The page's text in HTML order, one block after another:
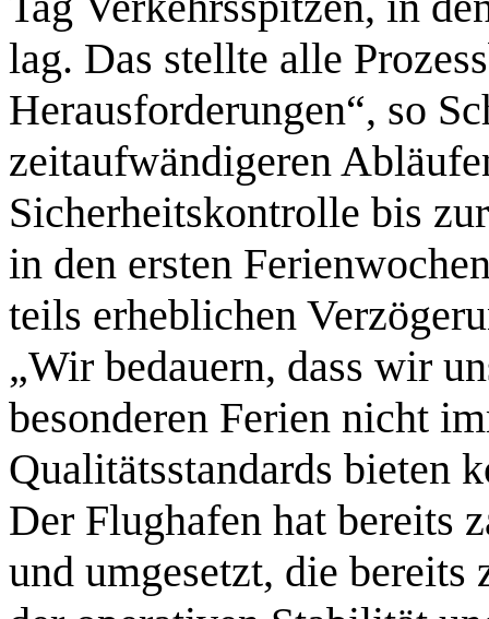
lag. Das stellte alle
Herausforderungen“, so
zeitaufwändigeren
Sicherheitskontrolle bis
in den ersten
teils erheblichen
„Wir bedauern, dass wir
besonderen Ferien nicht
Qualitätsstandards bieten
Der Flughafen hat bereits
und umgesetzt, die bereits